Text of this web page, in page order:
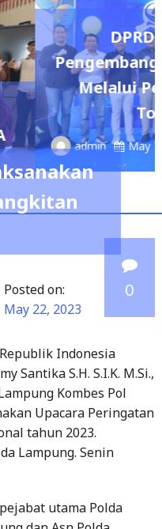
Dukung
Padel Cup Open
2026
0
0
Posted on:
May 22, 2023
Indonesia
Santika S.H. S.I.K. M.Si.,
Kombes Pol
Upacara Peringatan
tahun 2023.
Lampung. Senin
utama Polda